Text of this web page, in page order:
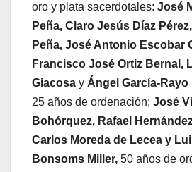
oro y plata sacerdotales: José
Peña, Claro Jesús Díaz
Peña, José Antonio Escobar
Francisco José Ortiz Bernal,
Giacosa y Ángel García-
25 años de ordenación; José
Bohórquez, Rafael
Carlos Moreda de Lecea y
Bonsoms Miller, 50 años de